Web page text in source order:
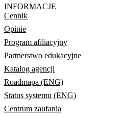
INFORMACJE
Cennik
Opinie
Program afiliacyjny
Partnerstwo edukacyjne
Katalog agencji
Roadmapa (ENG)
Status systemu (ENG)
Centrum zaufania